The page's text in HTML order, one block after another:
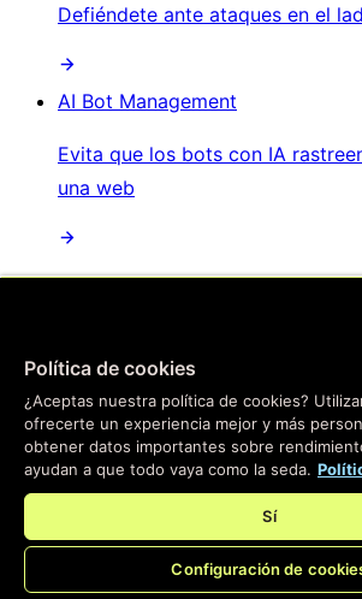
Defiéndete ante ataques en el
AI Bot Management
Evita que los bots con IA
una web
Main menu
Compute
Edge computing
Lleva las aplicaciones al edge:
instantánea te ayudará a crear
Política de cookies
¿Aceptas nuestra política de cookies?
ofrecerte un experiencia mejor y más
obtener datos importantes sobre
ayudan a que todo vaya como la seda.
Sí
Configuración de